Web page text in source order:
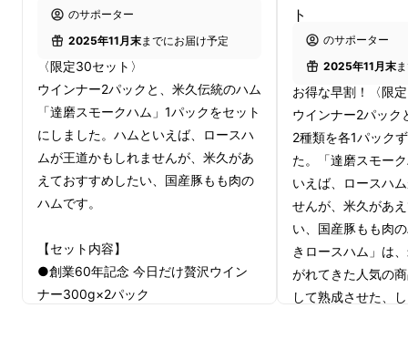
のサポーター
2025年11月末までにお届け予定
〈限定30セット〉
ウインナー2パックと、米久伝統のハム
「達磨スモークハム」1パックをセット
にしました。ハムといえば、ロースハ
ムが王道かもしれませんが、米久があ
えておすすめしたい、国産豚もも肉の
ハムです。
【セット内容】
●創業60年記念 今日だけ贅沢ウイン
ナー300g×2パック
ト
のサポーター
2025年11月末
お得な早割！〈限
ウインナー2パック
2種類を各1パック
た。「達磨スモー
いえば、ロースハ
せんが、米久があ
い、国産豚もも肉
きロースハム」は
がれてきた人気の
して熟成させた、